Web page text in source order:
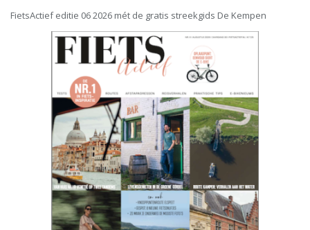
FietsActief editie 06 2026 mét de gratis streekgids De Kempen